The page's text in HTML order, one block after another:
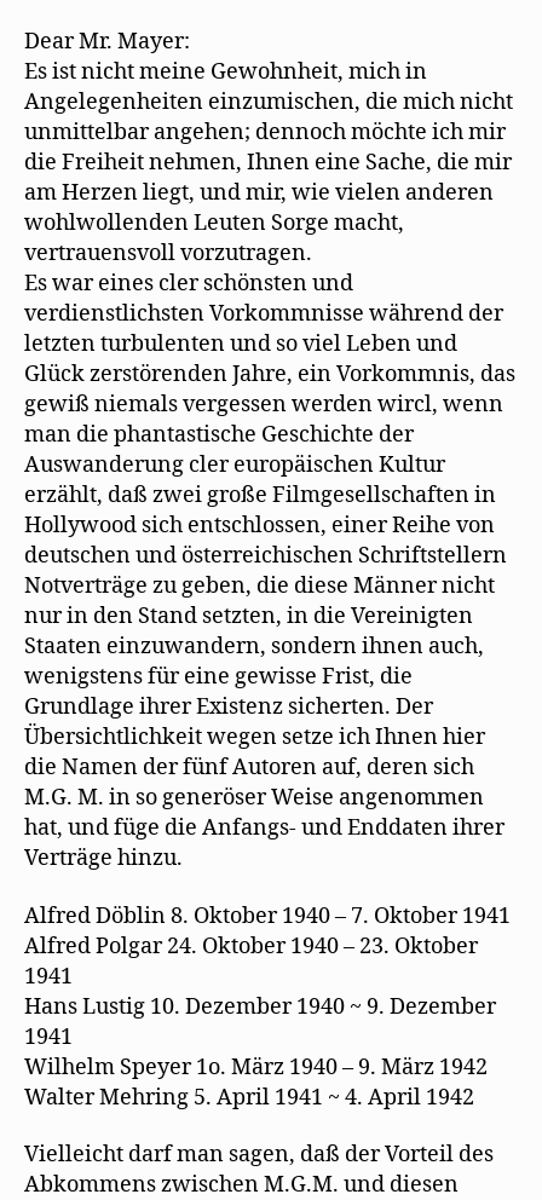
Dear Mr. Mayer:
Es ist nicht meine Gewohnheit, mich in
Angelegenheiten einzumischen, die mich nicht
unmittelbar angehen; dennoch möchte ich mir
die Freiheit nehmen, Ihnen eine Sache, die mir
am Herzen liegt, und mir, wie vielen anderen
wohlwollenden Leuten Sorge macht,
vertrauensvoll vorzutragen.
Es war eines cler schönsten und
verdienstlichsten Vorkommnisse während der
letzten turbulenten und so viel Leben und
Glück zerstörenden Jahre, ein Vorkommnis, das
gewiß niemals vergessen werden wircl, wenn
man die phantastische Geschichte der
Auswanderung cler europäischen Kultur
erzählt, daß zwei große Filmgesellschaften in
Hollywood sich entschlossen, einer Reihe von
deutschen und österreichischen Schriftstellern
Notverträge zu geben, die diese Männer nicht
nur in den Stand setzten, in die Vereinigten
Staaten einzuwandern, sondern ihnen auch,
wenigstens für eine gewisse Frist, die
Grundlage ihrer Existenz sicherten. Der
Übersichtlichkeit wegen setze ich Ihnen hier
die Namen der fünf Autoren auf, deren sich
M.G. M. in so generöser Weise angenommen
hat, und füge die Anfangs- und Enddaten ihrer
Verträge hinzu.
Alfred Döblin 8. Oktober 1940 – 7. Oktober 1941
Alfred Polgar 24. Oktober 1940 – 23. Oktober
1941
Hans Lustig 10. Dezember 1940 ~ 9. Dezember
1941
Wilhelm Speyer 1o. März 1940 – 9. März 1942
Walter Mehring 5. April 1941 ~ 4. April 1942
Vielleicht darf man sagen, daß der Vorteil des
Abkommens zwischen M.G.M. und diesen